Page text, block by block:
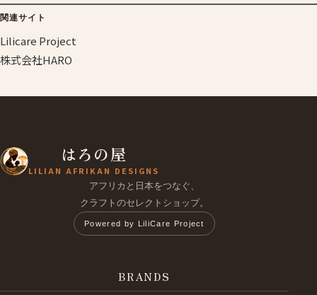
関連サイト
Lilicare Project
株式会社HARO
はろの屋
LILIAN AFRIKAN DESIGNS
アフリカと日本をつなぐ、
クラフトのセレクトショップ。
Powered by LiliCare Project
BRANDS